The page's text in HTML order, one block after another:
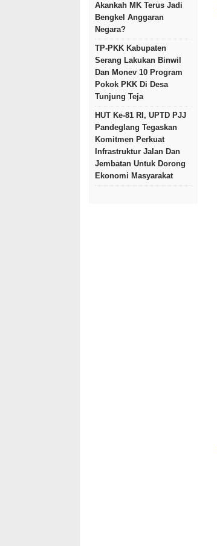
Akankah MK Terus Jadi
Bengkel Anggaran
Negara?
TP-PKK Kabupaten
Serang Lakukan Binwil
Dan Monev 10 Program
Pokok PKK Di Desa
Tunjung Teja
HUT Ke-81 RI, UPTD PJJ
Pandeglang Tegaskan
Komitmen Perkuat
Infrastruktur Jalan Dan
Jembatan Untuk Dorong
Ekonomi Masyarakat